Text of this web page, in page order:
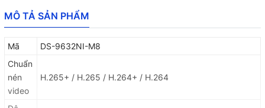
MÔ TẢ SẢN PHẨM
Mã
DS-9632NI-M8
Chuẩn
nén
video
H.265+ / H.265 / H.264+ / H.264